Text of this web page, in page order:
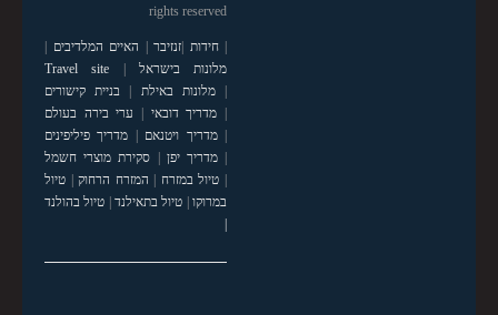
rights reserved
|חידות |זנזיבר | האיים המלדיבים |
מלונות בישראל |
Travel site
|מלונות באילת | בניית קישורים
| מדריך דובאי | ערי בירה בעולם
|מדריך ויטנאם | מדריך פיליפינים
|מדריך יפן | סקירת מוצרי חשמל
| טיול במזרח | המזרח הרחוק| טיול
במרוקו| טיול בתאילנד| טיול בהולנד
|